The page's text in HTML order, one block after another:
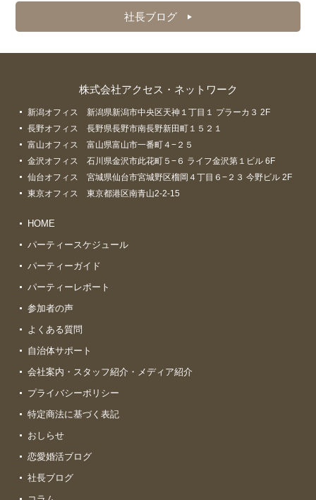
社長ブログ
株式会社アクセス・ネットワーク
新潟オフィス 新潟県新潟市中央区天神１丁目１ プラーカ３ 2F
長野オフィス 長野県長野市南長野新田町１５２１
富山オフィス 富山県富山市一番町４−２５
金沢オフィス 石川県金沢市此花町５−６ ライフ金沢第１ビル 6F
仙台オフィス 宮城県仙台市宮城野区榴岡４丁目６−２３ 今野ビル 2F
東京オフィス 東京都港区南青山2-2-15
HOME
パーティースケジュール
パーティーガイド
パーティーレポート
参加者の声
よくある質問
自治体サポート
会社案内・スタッフ紹介・メディア紹介
プライバシーポリシー
特定商法に基づく表記
おしらせ
恋愛婚活ブログ
社長ブログ